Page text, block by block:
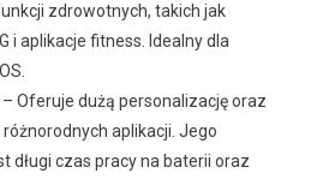
zdrowotnych, takich jak
i aplikacje fitness. Idealny dla
– Oferuje dużą personalizację oraz
aplikacji. Jego
długi czas pracy na baterii oraz